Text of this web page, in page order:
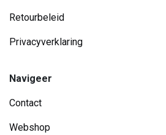
Retourbeleid
Privacyverklaring
Navigeer
Contact
Webshop